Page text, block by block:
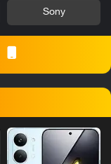
Sony